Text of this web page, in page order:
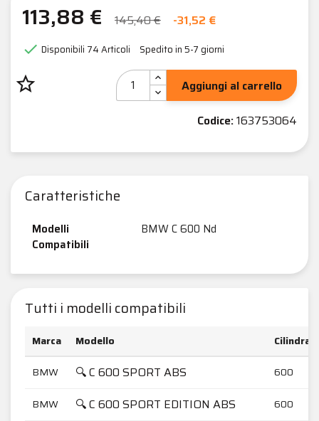
113,88 € 145,40 € -31,52 €
 Disponibili 74 Articoli Spedito in 5-7 giorni
star_border
Aggiungi al carrello
Codice:163753064
Caratteristiche
Modelli
Compatibili
BMW C 600 Nd
Tutti i modelli compatibili
Marca Modello
BMW
🔍 C 600 SPORT ABS 600
BMW 🔍 C 600 SPORT EDITION ABS 600